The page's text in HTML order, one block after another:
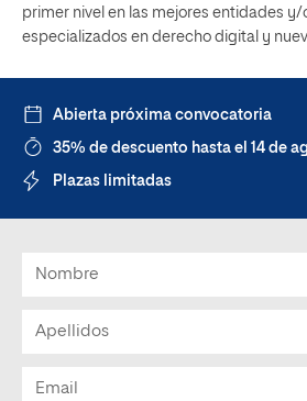
primer nivel en las mejores entidades
especializados en derecho digital y
Abierta próxima convocatoria
35% de descuento hasta el 14 de
Plazas limitadas